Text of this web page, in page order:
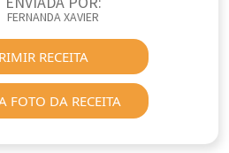
FERNANDA XAVIER
RECEITA
FOTO DA RECEITA